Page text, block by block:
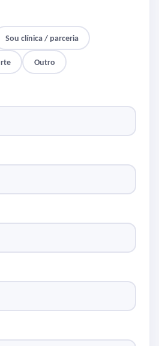
Sou clínica / parceria
Outro